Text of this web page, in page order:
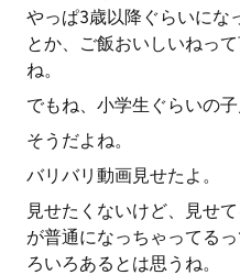
やっぱ3歳以降ぐらいにな
とか、ご飯おいしいねっ
ね。
でもね、小学生ぐらいの子
そうだよね。
バリバリ動画見せたよ。
見せたくないけど、見せ
が普通になっちゃってる
ろいろあるとは思うね。